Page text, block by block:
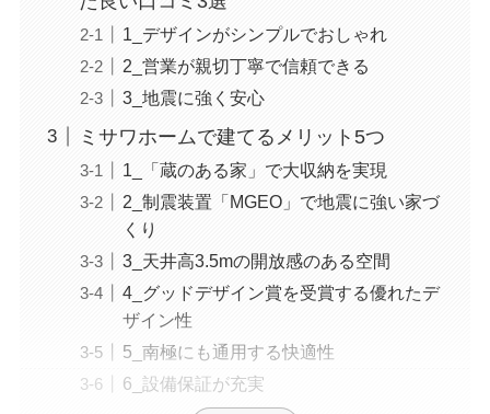
1_デザインがシンプルでおしゃれ
2_営業が親切丁寧で信頼できる
3_地震に強く安心
ミサワホームで建てるメリット5つ
1_「蔵のある家」で大収納を実現
2_制震装置「MGEO」で地震に強い家づ
くり
3_天井高3.5mの開放感のある空間
4_グッドデザイン賞を受賞する優れたデ
ザイン性
5_南極にも通用する快適性
6_設備保証が充実